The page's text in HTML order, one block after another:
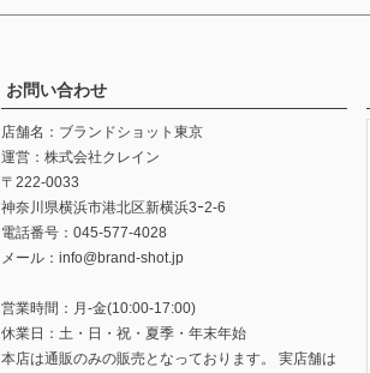
お問い合わせ
店舗名：ブランドショット東京
運営：株式会社クレイン
〒222-0033
神奈川県横浜市港北区新横浜3ｰ2-6
電話番号：045-577-4028
メール：info@brand-shot.jp
営業時間：月-金(10:00-17:00)
休業日：土・日・祝・夏季・年末年始
本店は通販のみの販売となっております。 実店舗は